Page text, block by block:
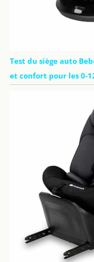
Test du siège auto
et confort pour les 0-